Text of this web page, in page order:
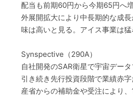
配当も前期60円から今期65円へ
外展開拡大により中長期的な成
味は高いと見る。アイス事業は猛
Synspective（290A）
自社開発のSAR衛星で宇宙デー
引き続き先行投資段階で業績赤
産省からの補助金や受注により